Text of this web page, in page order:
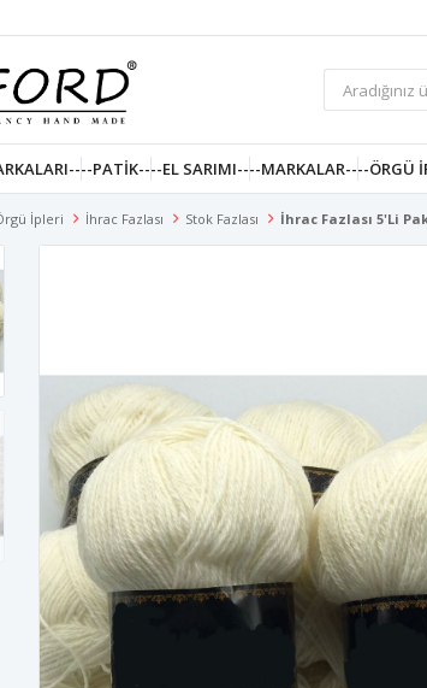
--PATIK----EL SARIMI----MARKALAR----ÖRGÜ
İpleri İhrac Fazlası Stok Fazlası İhrac Fazlası 5'li